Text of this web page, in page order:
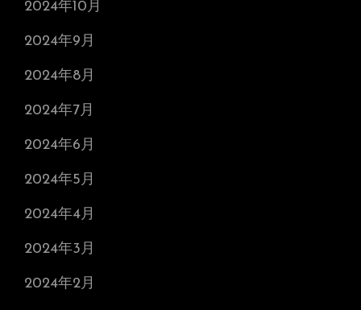
2024年10月
2024年9月
2024年8月
2024年7月
2024年6月
2024年5月
2024年4月
2024年3月
2024年2月